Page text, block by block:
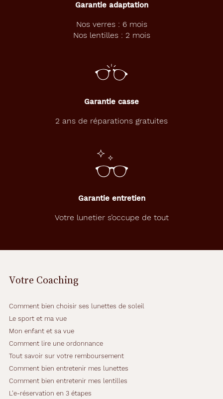
Garantie adaptation
Nos verres : 6 mois
Nos lentilles : 2 mois
Garantie casse
2 ans de réparations gratuites
Garantie entretien
Votre lunetier s’occupe de tout
Votre Coaching
Comment bien choisir ses lunettes de soleil
Le sport et ma vue
Mon enfant et sa vue
Comment lire une ordonnance
Tout savoir sur votre remboursement
Comment bien entretenir mes lunettes
Comment bien entretenir mes lentilles
L'e-réservation en 3 étapes